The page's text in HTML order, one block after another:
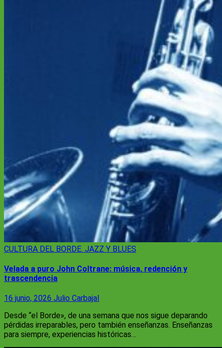
CULTURA DEL BORDE. JAZZ Y BLUES
Velada a puro John Coltrane: música, redención y
trascendencia
16 junio, 2026 Julio Carbajal
Desde “el Borde», de una semana que nos sigue deparando
pérdidas irreparables, pero también enseñanzas. Enseñanzas
para siempre, experiencias históricas…